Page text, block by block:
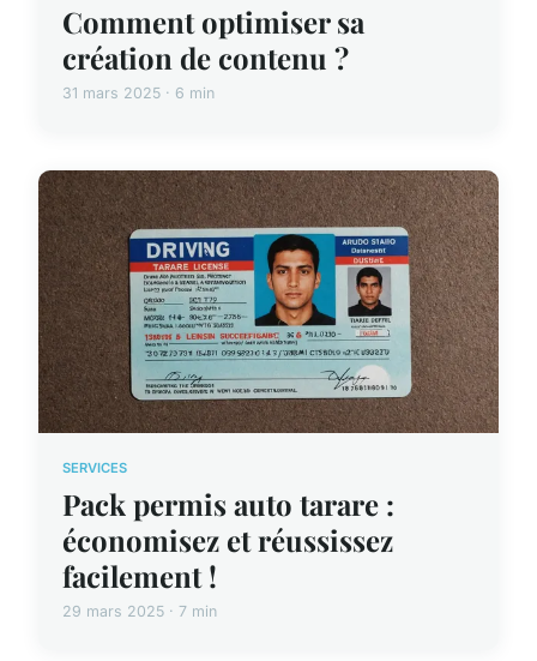
Comment optimiser sa
création de contenu ?
31 mars 2025 · 6 min
SERVICES
Pack permis auto tarare :
économisez et réussissez
facilement !
29 mars 2025 · 7 min